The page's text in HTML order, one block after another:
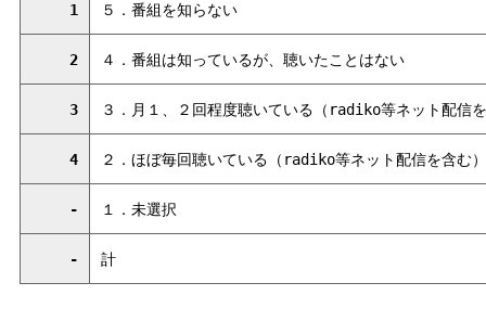
1 ５．番組を知らない
2 ４．番組は知っているが、聴いたことはない
3 ３．月１、２回程度聴いている（radiko等ネット配信
4 ２．ほぼ毎回聴いている（radiko等ネット配信を含む）
- １．未選択
- 計